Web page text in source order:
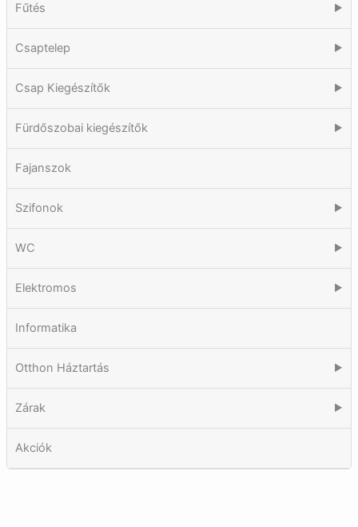
Fűtés ▶
Csaptelep ▶
Csap Kiegészítők ▶
Fürdőszobai kiegészítők ▶
Fajanszok
Szifonok ▶
WC ▶
Elektromos ▶
Informatika
Otthon Háztartás ▶
Zárak ▶
Akciók